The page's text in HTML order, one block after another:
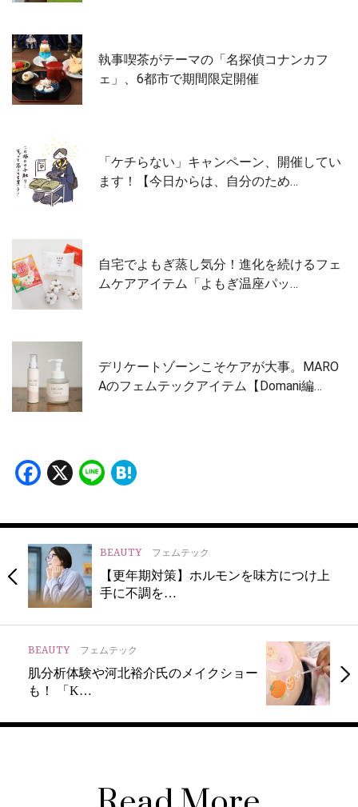
執事喫茶がテーマの「名探偵コナンカフ
ェ」、6都市で期間限定開催
「ケチらない」キャンペーン、開催してい
ます！【今日からは、自分のため…
自宅でよもぎ蒸し気分！進化を続けるフェ
ムケアアイテム「よもぎ温座パッ…
デリケートゾーンこそケアが大事。MARO
Aのフェムテックアイテム【Domani編…
Facebook
X Line
BEAUTY フェムテック
【更年期対策】ホルモンを味方につけ上
手に不調を…
BEAUTY フェムテック
肌分析体験や河北裕介氏のメイクショー
も！ 「K…